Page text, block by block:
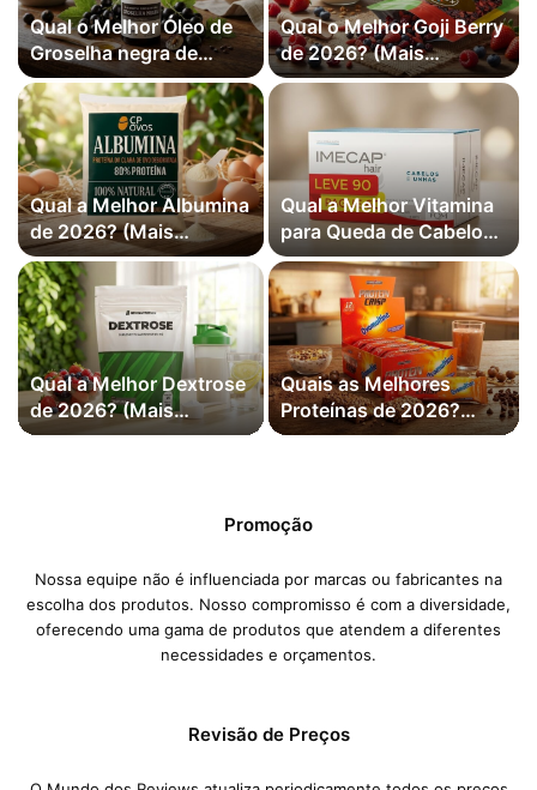
Qual o Melhor Óleo de
Groselha negra de
2026? (Mais Vendidos)
Qual o Melhor Goji Berry
de 2026? (Mais
Vendidos)
Qual a Melhor Albumina
de 2026? (Mais
Vendidas)
Qual a Melhor Vitamina
para Queda de Cabelo
Feminino de 2026?
(Mais Vendidas)
Qual a Melhor Dextrose
de 2026? (Mais
Vendidas)
Quais as Melhores
Proteínas de 2026?
(Mais Vendidos)
Promoção
Nossa equipe não é influenciada por marcas ou fabricantes na
escolha dos produtos. Nosso compromisso é com a diversidade,
oferecendo uma gama de produtos que atendem a diferentes
necessidades e orçamentos.
Revisão de Preços